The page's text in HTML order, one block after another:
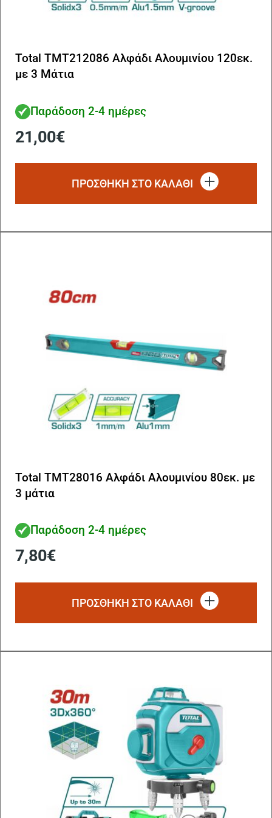
Total TMT212086 Αλφάδι Αλουμινίου 120εκ.
με 3 Μάτια
Παράδοση 2-4 ημέρες
21,00€
ΠΡΟΣΘΗΚΗ ΣΤΟ ΚΑΛΑΘΙ
Total TMT28016 Αλφάδι Αλουμινίου 80εκ. με
3 μάτια
Παράδοση 2-4 ημέρες
7,80€
ΠΡΟΣΘΗΚΗ ΣΤΟ ΚΑΛΑΘΙ